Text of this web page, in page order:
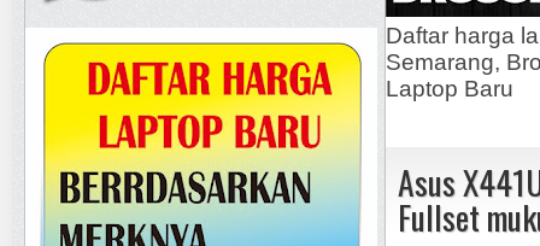
Daftar harga
Semarang,
Laptop Baru
Asus
Fullset